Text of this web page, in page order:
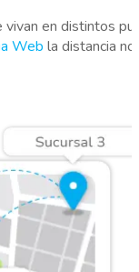
vivan en distintos
Web la distancia